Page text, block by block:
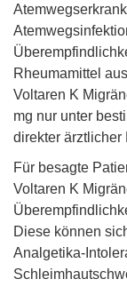
Rheumamittel
Voltaren K
mg nur unter
direkter ärztlicher
Für besagte
Voltaren K
Diese können
Analgetika-